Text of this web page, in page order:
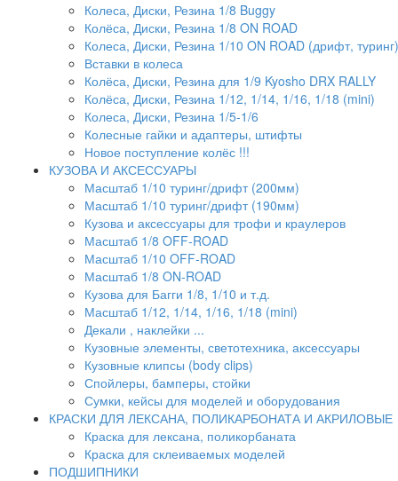
Колеса, Диски, Резина 1/8 Buggy
Колёса, Диски, Резина 1/8 ON ROAD
Колеса, Диски, Резина 1/10 ON ROAD (дрифт, туринг)
Вставки в колеса
Колёса, Диски, Резина для 1/9 Kyosho DRX RALLY
Колёса, Диски, Резина 1/12, 1/14, 1/16, 1/18 (mini)
Колеса, Диски, Резина 1/5-1/6
Колесные гайки и адаптеры, штифты
Новое поступление колёс !!!
КУЗОВА И АКСЕССУАРЫ
Масштаб 1/10 туринг/дрифт (200мм)
Масштаб 1/10 туринг/дрифт (190мм)
Кузова и аксессуары для трофи и краулеров
Масштаб 1/8 OFF-ROAD
Масштаб 1/10 OFF-ROAD
Масштаб 1/8 ON-ROAD
Кузова для Багги 1/8, 1/10 и т.д.
Масштаб 1/12, 1/14, 1/16, 1/18 (mini)
Декали , наклейки ...
Кузовные элементы, светотехника, аксессуары
Кузовные клипсы (body clips)
Спойлеры, бамперы, стойки
Сумки, кейсы для моделей и оборудования
КРАСКИ ДЛЯ ЛЕКСАНА, ПОЛИКАРБОНАТА И АКРИЛОВЫЕ
Краска для лексана, поликорбаната
Краска для склеиваемых моделей
ПОДШИПНИКИ